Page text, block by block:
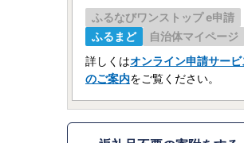
ふるなびワンストップ e申請
ふるまど
自治体マイページ
詳しくはオンライン申請サービ
のご案内をご覧ください。